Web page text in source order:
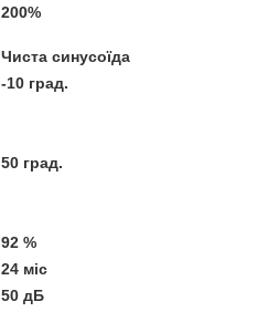
200%
Чиста синусоїда
-10 град.
50 град.
92 %
24 міс
50 дБ